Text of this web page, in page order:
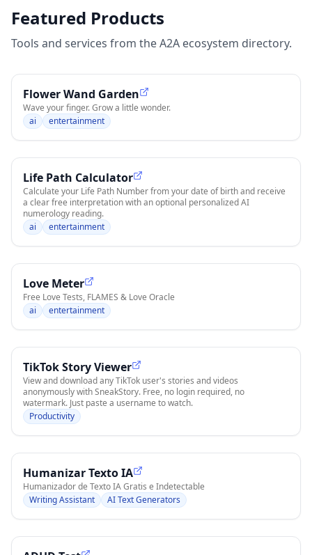
Featured Products
Tools and services from the A2A ecosystem directory.
Flower Wand Garden
Wave your finger. Grow a little wonder.
ai
entertainment
Life Path Calculator
Calculate your Life Path Number from your date of birth and receive
a clear free interpretation with an optional personalized AI
numerology reading.
ai
entertainment
Love Meter
Free Love Tests, FLAMES & Love Oracle
ai
entertainment
TikTok Story Viewer
View and download any TikTok user's stories and videos
anonymously with SneakStory. Free, no login required, no
watermark. Just paste a username to watch.
Productivity
Humanizar Texto IA
Humanizador de Texto IA Gratis e Indetectable
Writing Assistant
AI Text Generators